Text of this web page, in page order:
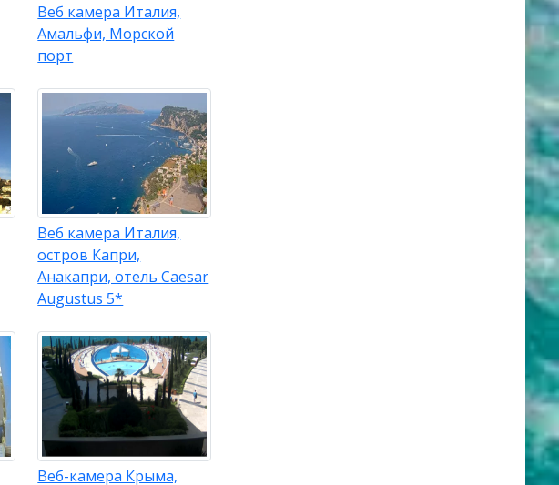
Веб камера Италия,
Амальфи, Морской
порт
Веб камера Италия,
остров Капри,
Анакапри, отель Caesar
Augustus 5*
Веб-камера Крыма,